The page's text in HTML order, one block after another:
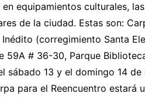
equipamientos culturales,
de la ciudad. Estas son:
(corregimiento Santa
59A # 36-30, Parque
sábado 13 y el domingo 14
para el Reencuentro estará